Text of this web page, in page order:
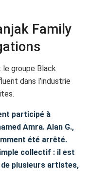
Family
groupe Black
dans l’industrie
participé à
Amra. Alan G.,
été arrêté.
collectif : il est
plusieurs artistes,